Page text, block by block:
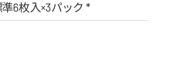
6枚入×3パック *